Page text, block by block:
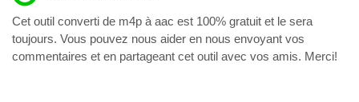
Cet outil converti de m4p à aac est 100% gratuit et le sera
toujours. Vous pouvez nous aider en nous envoyant vos
commentaires et en partageant cet outil avec vos amis. Merci!